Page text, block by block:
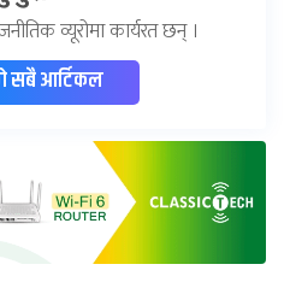
व्यूरोमा कार्यरत छन् ।
आर्टिकल